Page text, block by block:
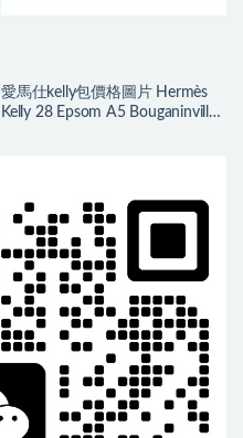
愛馬仕kelly包價格圖片 Hermès
Kelly 28 Epsom A5 Bouganinviller